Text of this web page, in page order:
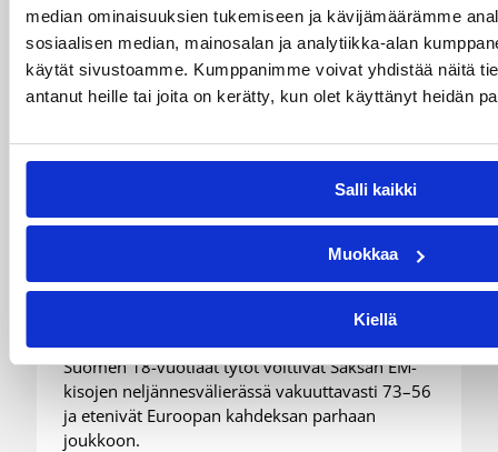
median ominaisuuksien tukemiseen ja kävijämäärämme
sosiaalisen median, mainosalan ja analytiikka-alan
käytät sivustoamme. Kumppanimme voivat yhdistää näitä
antanut heille tai joita on kerätty, kun olet käyttänyt heidän
Salli kaikki
Muokkaa
Kiellä
EM-kilpailut 05.08.2026 17:21
Suomen 18-vuotiaat tytöt
päihittivät Saksan ja etenivät
EM-kisojen kahdeksan parhaan
joukkoon
Suomen 18-vuotiaat tytöt voittivat Saksan EM-
kisojen neljännesvälierässä vakuuttavasti 73–56
ja etenivät Euroopan kahdeksan parhaan
joukkoon.